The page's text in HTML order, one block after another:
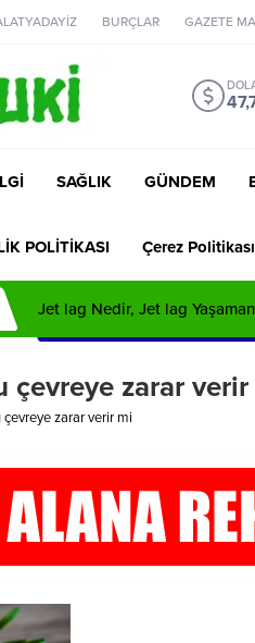
BURÇLAR GAZETE
SAĞLIK GÜNDEM
POLİTİKASI Çerez
Jet lag Nedir, Jet lag
çevreye zarar
zarar verir mi